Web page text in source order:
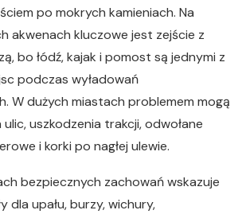
po mokrych kamieniach. Na
akwenach kluczowe jest zejście z
bo łódź, kajak i pomost są jednymi z
podczas wyładowań
W dużych miastach problemem mogą
uszkodzenia trakcji, odwołane
i korki po nagłej ulewie.
bezpiecznych zachowań wskazuje
dla upału, burzy, wichury,